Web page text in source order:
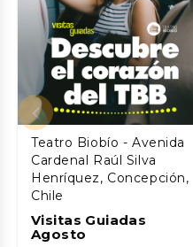
Teatro Biobío - Avenida
Cardenal Raúl Silva
Henríquez, Concepción,
Chile
Visitas Guiadas
Agosto